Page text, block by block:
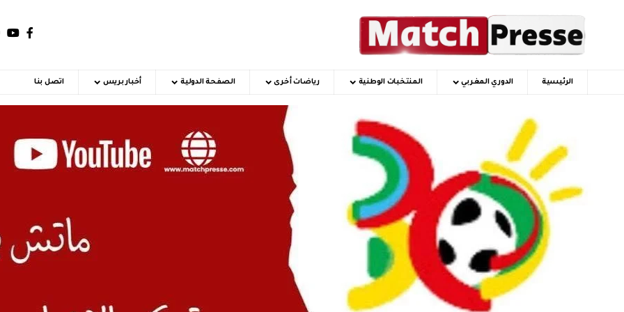
الرئيسية الدوري المغربي المنتخبات الوطنية رياضات أخرى الصفحة الدولية أخبار بريس اتصل بنا